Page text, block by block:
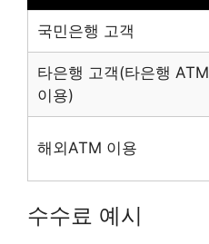
국민은행 고객
타은행 고객(타은행 ATM
이용)
해외ATM 이용
수수료 예시